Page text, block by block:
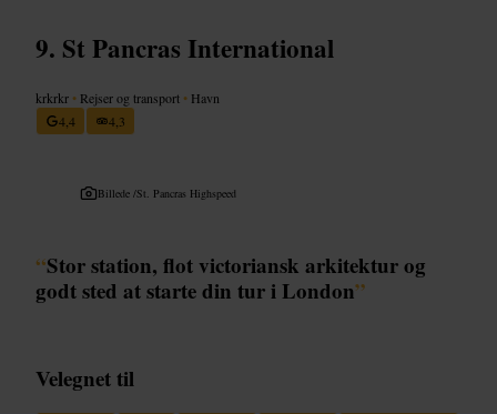
St Pancras International
krkrkr • Rejser og transport • Havn
4,4
4,3
Billede /St. Pancras Highspeed
“Stor station, flot victoriansk arkitektur og
godt sted at starte din tur i London”
Velegnet til